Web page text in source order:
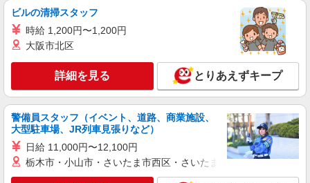
ビルの清掃スタッフ
時給 1,200円〜1,200円
大阪市北区
詳細を見る とりあえずキープ
警備員スタッフ（イベント、道路、商業施設、
大型駐車場、JR列車見張りなど）
日給 11,000円〜12,100円
栃木市・小山市・さいたま市西区・さいたま市岩槻区・久喜市・